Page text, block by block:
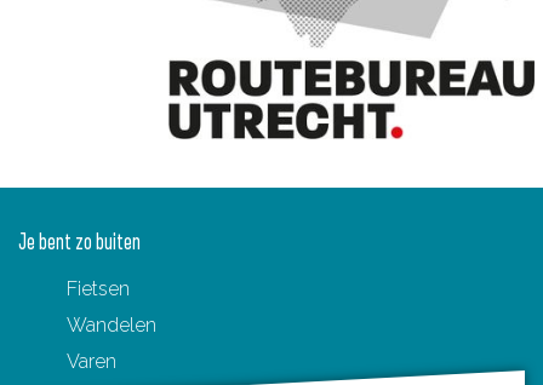
Je bent zo buiten
Fietsen
Wandelen
Varen